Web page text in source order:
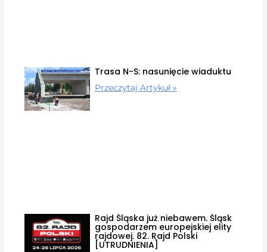
Trasa N-S: nasunięcie wiaduktu
Przeczytaj Artykuł »
Rajd Śląska już niebawem. Śląsk
gospodarzem europejskiej elity
rajdowej. 82. Rajd Polski
[UTRUDNIENIA]